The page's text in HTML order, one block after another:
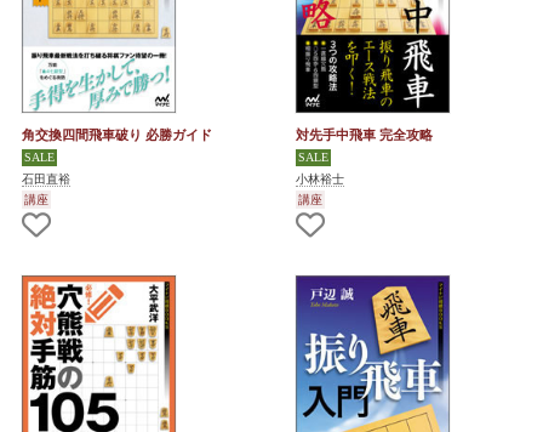
角交換四間飛車破り 必勝ガイド
石田直裕
講座
対先手中飛車 完全攻略
小林裕士
講座